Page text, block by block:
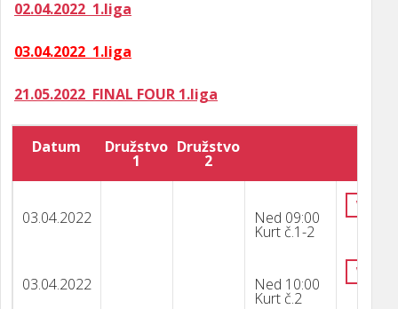
02.04.2022 1.liga
03.04.2022 1.liga
21.05.2022 FINAL FOUR 1.liga
Datum Družstvo
1
Družstvo
2
03.04.2022 Ned 09:00
Kurt č.1-2
03.04.2022 Ned 10:00
Kurt č.2